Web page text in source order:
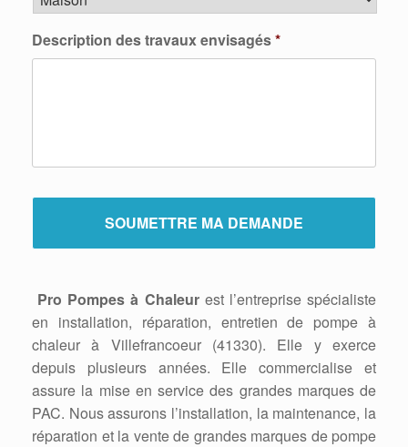
Description des travaux envisagés*
Pro Pompes à Chaleurest l’entreprise spécialiste
en installation, réparation, entretien de pompe à
chaleur à Villefrancoeur (41330). Elle y exerce
depuis plusieurs années. Elle commercialise et
assure la mise en service des grandes marques de
PAC. Nous assurons l’installation, la maintenance, la
réparation et la vente de grandes marques de pompe